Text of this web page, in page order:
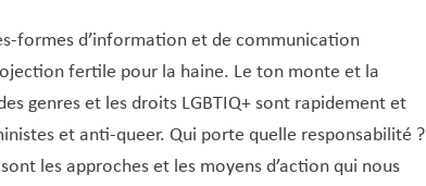
formes d’information et de communication
fertile pour la haine. Le ton monte et la
genres et les droits LGBTIQ+ sont rapidement et
et anti-queer. Qui porte quelle responsabilité ?
les approches et les moyens d’action qui nous